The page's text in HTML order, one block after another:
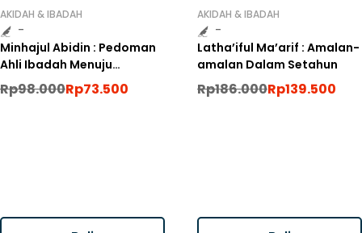
AKIDAH & IBADAH
-
Minhajul Abidin : Pedoman
Ahli Ibadah Menuju
Rabbnya
Rp98.000Rp73.500
AKIDAH & IBADAH
-
Latha’iful Ma’arif : Amalan-
amalan Dalam Setahun
Rp186.000Rp139.500